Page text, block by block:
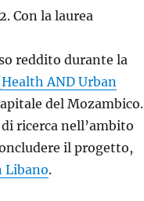
Con la laurea
reddito durante la
AND Urban
del Mozambico.
ricerca nell’ambito
il progetto,
Libano.